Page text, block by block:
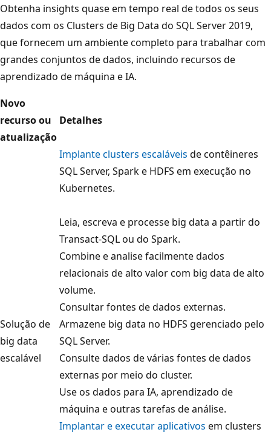
Obtenha insights quase em tempo real de todos os seus
dados com os Clusters de Big Data do SQL Server 2019,
que fornecem um ambiente completo para trabalhar com
grandes conjuntos de dados, incluindo recursos de
aprendizado de máquina e IA.
Novo
recurso ou
atualização
Detalhes
Solução de
big data
escalável
Implante clusters escaláveis de contêineres
SQL Server, Spark e HDFS em execução no
Kubernetes.
Leia, escreva e processe big data a partir do
Transact-SQL ou do Spark.
Combine e analise facilmente dados
relacionais de alto valor com big data de alto
volume.
Consultar fontes de dados externas.
Armazene big data no HDFS gerenciado pelo
SQL Server.
Consulte dados de várias fontes de dados
externas por meio do cluster.
Use os dados para IA, aprendizado de
máquina e outras tarefas de análise.
Implantar e executar aplicativos em clusters